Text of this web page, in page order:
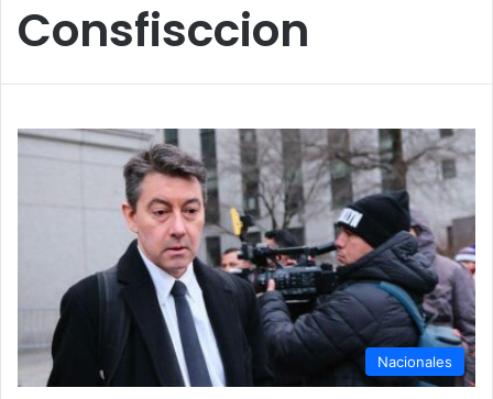
Consfisccion
Nacionales